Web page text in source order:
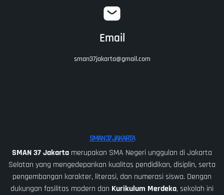
Email
sman37jakarta@gmail.com
SMAN 37 JAKARTA
SMAN 37 Jakarta merupakan SMA Negeri unggulan di Jakarta
Selatan yang mengedepankan kualitas pendidikan, disiplin, serta
pengembangan karakter, literasi, dan numerasi siswa. Dengan
dukungan fasilitas modern dan Kurikulum Merdeka, sekolah ini